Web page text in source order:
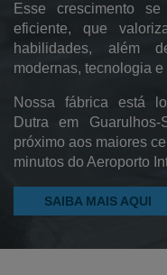
Sacos Sanfonados
Sacos Plásticos
Saco Cristal
Saco Canela
Esse crescimento
eficiente, que
habilidades, além
modernas, tecnologia
Nossa fábrica está
Dutra em Guarulhos-
próximo aos maiores
minutos do Aeroporto
SAIBA MAIS AQUI